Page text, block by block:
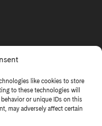
like cookies to store
to these technologies will
or unique IDs on this
may adversely affect certain
og Instagram